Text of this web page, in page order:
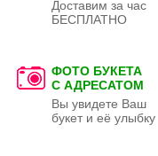
Доставим за час
БЕСПЛАТНО
ФОТО БУКЕТА
С АДРЕСАТОМ
Вы увидете Ваш
букет и её улыбку